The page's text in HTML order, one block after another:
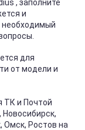
, заполните
и
необходимый
для
от модели и
ТК и Почтой
Омск, Ростов на